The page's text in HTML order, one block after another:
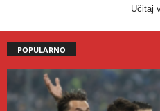
Učitaj
POPULARNO